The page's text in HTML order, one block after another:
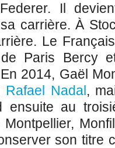
Il
carrière. À
Le
Paris Bercy
2014, Gaël
Rafael Nadal,
ensuite au
Montpellier,
son titre